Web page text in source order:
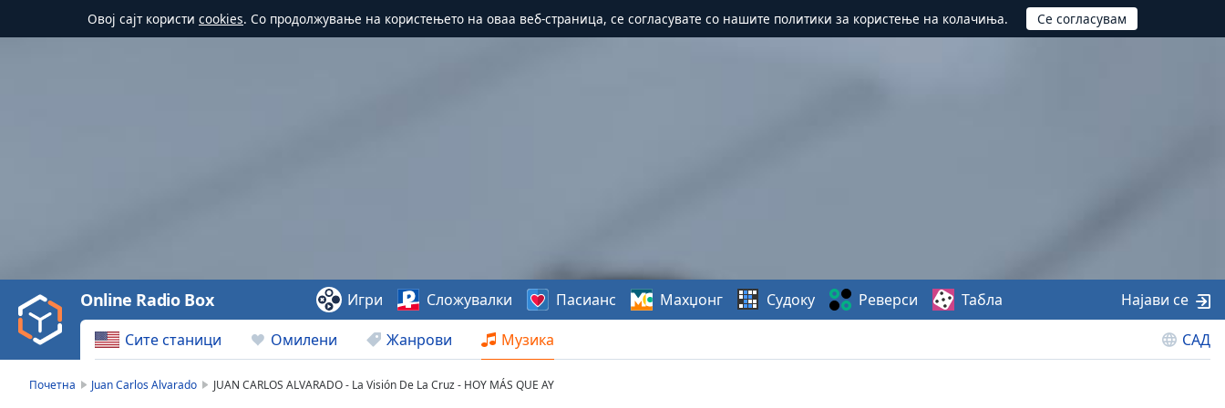
Овој сајт користи cookies. Со продолжување на користењето на оваа веб-страница, се согласувате со нашите политики за користење на колачиња.
Video
Play
Backward
Skip
Сите станици Омилени Жанрови Музика САД
Online Radio Box Игри Сложувалки Пасианс Махџонг Судоку Реверси Табла Најави се
Почетна Juan Carlos Alvarado JUAN CARLOS ALVARADO - La Visión De La Cruz - HOY MÁS QUE AY